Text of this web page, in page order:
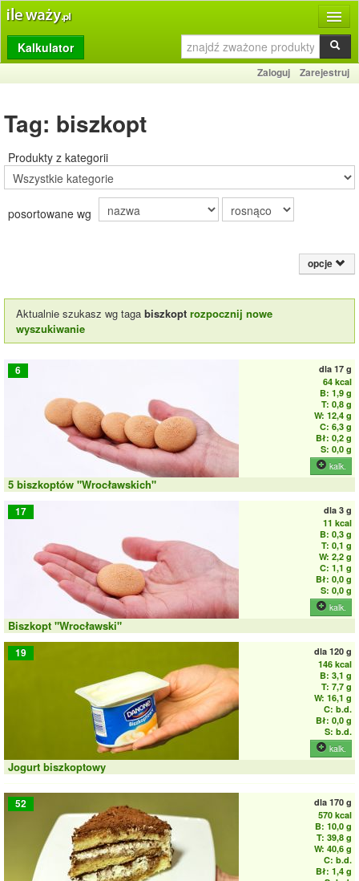
Produkty
Dziennik
Przelicznik
Porady
Słownik
Kalkulator
Zaloguj Zarejestruj
Tag: biszkopt
Produkty z kategorii
posortowane wg
opcje
Aktualnie szukasz wg taga biszkopt rozpocznij nowe
wyszukiwanie
6 dla 17 g
64 kcal
B: 1,9 g
T: 0,8 g
W: 12,4 g
C: 6,3 g
Bł: 0,2 g
S: 0,0 g
kalk.
5 biszkoptów "Wrocławskich"
17 dla 3 g
11 kcal
B: 0,3 g
T: 0,1 g
W: 2,2 g
C: 1,1 g
Bł: 0,0 g
S: 0,0 g
kalk.
Biszkopt "Wrocławski"
19 dla 120 g
146 kcal
B: 3,1 g
T: 7,7 g
W: 16,1 g
C: b.d.
Bł: 0,0 g
S: b.d.
kalk.
Jogurt biszkoptowy
52 dla 170 g
570 kcal
B: 10,0 g
T: 39,8 g
W: 40,6 g
C: b.d.
Bł: 1,4 g